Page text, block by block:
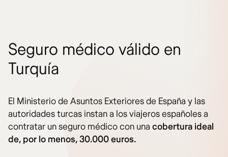
Seguro médico válido en
Turquía
El Ministerio de Asuntos Exteriores de España y las
autoridades turcas instan a los viajeros españoles a
contratar un seguro médico con una cobertura ideal
de, por lo menos, 30.000 euros.